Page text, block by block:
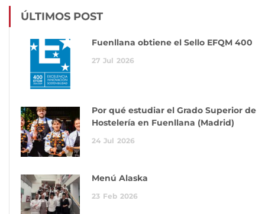
ÚLTIMOS POST
Fuenllana obtiene el Sello EFQM 400
27 Jul 2026
Por qué estudiar el Grado Superior de
Hostelería en Fuenllana (Madrid)
24 Jul 2026
Menú Alaska
23 Feb 2026